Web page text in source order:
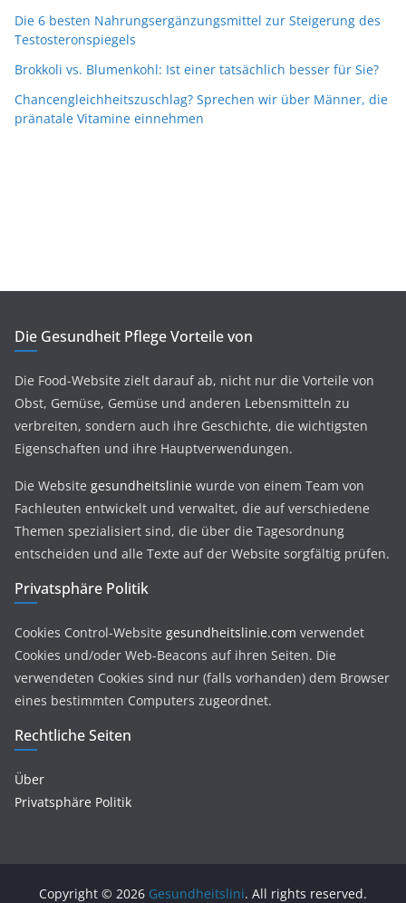
Die 6 besten Nahrungsergänzungsmittel zur Steigerung des
Testosteronspiegels
Brokkoli vs. Blumenkohl: Ist einer tatsächlich besser für Sie?
Chancengleichheitszuschlag? Sprechen wir über Männer, die
pränatale Vitamine einnehmen
Die Gesundheit Pflege Vorteile von
Die Food-Website zielt darauf ab, nicht nur die Vorteile von
Obst, Gemüse, Gemüse und anderen Lebensmitteln zu
verbreiten, sondern auch ihre Geschichte, die wichtigsten
Eigenschaften und ihre Hauptverwendungen.
Die Website gesundheitslinie wurde von einem Team von
Fachleuten entwickelt und verwaltet, die auf verschiedene
Themen spezialisiert sind, die über die Tagesordnung
entscheiden und alle Texte auf der Website sorgfältig prüfen.
Privatsphäre Politik
Cookies Control-Website gesundheitslinie.com verwendet
Cookies und/oder Web-Beacons auf ihren Seiten. Die
verwendeten Cookies sind nur (falls vorhanden) dem Browser
eines bestimmten Computers zugeordnet.
Rechtliche Seiten
Über
Privatsphäre Politik
Copyright © 2026 Gesundheitslini. All rights reserved.